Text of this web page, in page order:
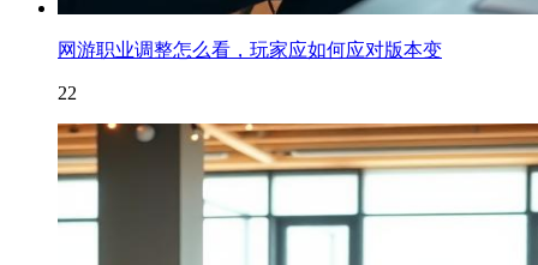
网游职业调整怎么看，玩家应如何应对版本变
22